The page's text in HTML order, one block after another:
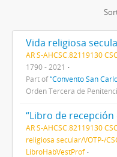
Vida religiosa
AR S-AHCSC.82119130
1790 - 2021
Part of“Convento San
Orden Tercera de
AR S-AHCSC.82119130
religiosa secular/VOTP-/
LibroHábVestProf